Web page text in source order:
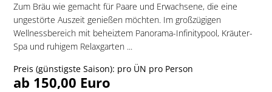
Zum Bräu wie gemacht für Paare und Erwachsene, die eine
ungestörte Auszeit genießen möchten. Im großzügigen
Wellnessbereich mit beheiztem Panorama-Infinitypool, Kräuter-
Spa und ruhigem Relaxgarten ...
Preis (günstigste Saison): pro ÜN pro Person
ab 150,00 Euro